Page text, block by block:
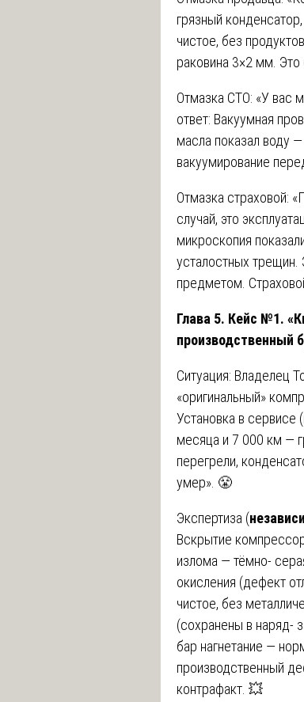
грязный
чистое, без
раковина 3×2 мм. Это
Отмазка СТО: «У вас
ответ: Вакуумная
масла показал воду
вакуумирование
Отмазка страховой:
случай, это
микроскопия
усталостных
предметом.
Глава 5. Кейс №1.
Ситуация: Владелец
«оригинальный»
Установка в сервисе
месяца и 7 000 км —
перегрели,
умер». 😤
Экспертиза (
Вскрытие
излома — тёмно-
окисления (дефект
чистое, без
(сохранены в наряд-
бар нагнетание —
производственный
контрафакт. 💥